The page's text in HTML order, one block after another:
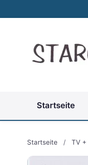
Startseite
Startseite / TV